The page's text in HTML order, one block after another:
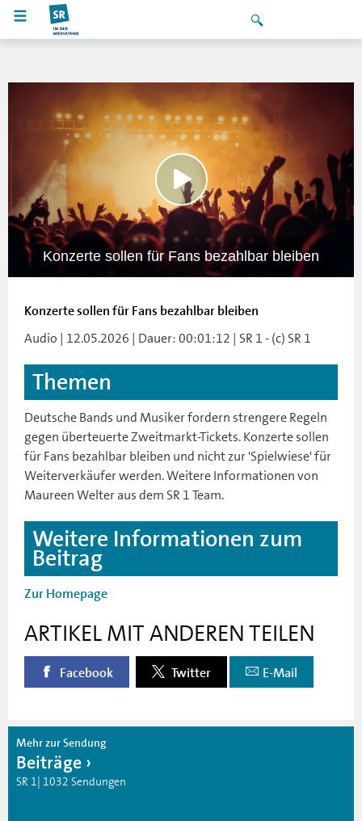
Konzerte sollen für Fans bezahlbar bleiben
Konzerte sollen für Fans bezahlbar bleiben
Audio | 12.05.2026 | Dauer: 00:01:12 | SR 1 - (c) SR 1
Themen
Deutsche Bands und Musiker fordern strengere Regeln
gegen überteuerte Zweitmarkt-Tickets. Konzerte sollen
für Fans bezahlbar bleiben und nicht zur 'Spielwiese' für
Weiterverkäufer werden. Weitere Informationen von
Maureen Welter aus dem SR 1 Team.
Weitere Informationen zum
Beitrag
Zur Homepage
ARTIKEL MIT ANDEREN TEILEN
Facebook Twitter E-Mail
Mehr zur Sendung
Beiträge
SR 1| 1032 Sendungen